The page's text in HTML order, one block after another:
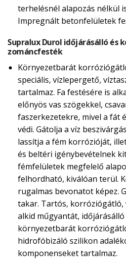
terhelésnél alapozás nélkül
Impregnált betonfelületek
Supralux Durol időjárásálló és
zománcfesték
Környezetbarát
speciális, vízlepergető,
tartalmaz. Fa festésére is
előnyös vas szögekkel,
faszerkezetekre, mivel a fát
védi. Gátolja a víz
lassítja a fém korrózióját,
és beltéri igénybevételnek
fémfelületek megfelelő
felhordható, kiválóan terül.
rugalmas bevonatot képez.
takar. Tartós, korróziógátló,
alkid műgyantát,
környezetbarát
hidrofóbizáló szilikon
komponenseket tartalmaz.